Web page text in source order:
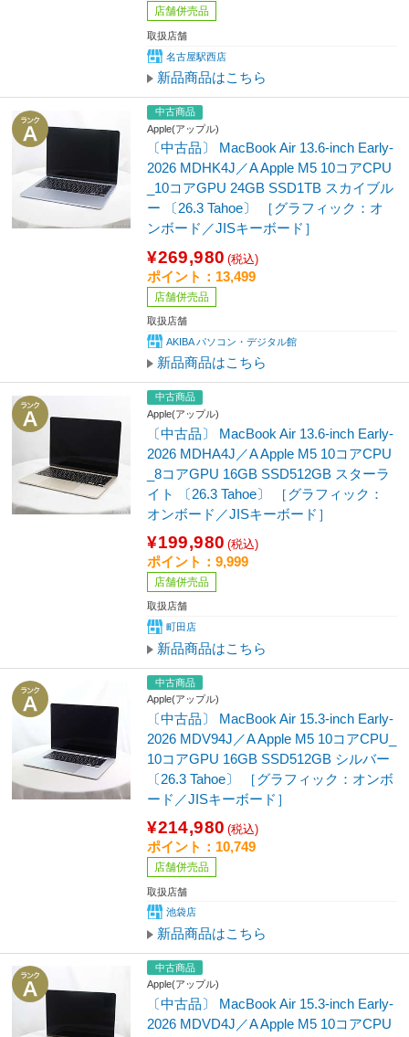
店舗併売品
取扱店舗
名古屋駅西店
新品商品はこちら
中古商品
Apple(アップル)
〔中古品〕 MacBook Air 13.6-inch Early-
2026 MDHK4J／A Apple M5 10コアCPU
_10コアGPU 24GB SSD1TB スカイブル
ー 〔26.3 Tahoe〕 ［グラフィック：オ
ンボード／JISキーボード］
¥269,980 (税込)
ポイント：13,499
店舗併売品
取扱店舗
AKIBA パソコン・デジタル館
新品商品はこちら
中古商品
Apple(アップル)
〔中古品〕 MacBook Air 13.6-inch Early-
2026 MDHA4J／A Apple M5 10コアCPU
_8コアGPU 16GB SSD512GB スターラ
イト 〔26.3 Tahoe〕 ［グラフィック：
オンボード／JISキーボード］
¥199,980 (税込)
ポイント：9,999
店舗併売品
取扱店舗
町田店
新品商品はこちら
中古商品
Apple(アップル)
〔中古品〕 MacBook Air 15.3-inch Early-
2026 MDV94J／A Apple M5 10コアCPU_
10コアGPU 16GB SSD512GB シルバー
〔26.3 Tahoe〕 ［グラフィック：オンボ
ード／JISキーボード］
¥214,980 (税込)
ポイント：10,749
店舗併売品
取扱店舗
池袋店
新品商品はこちら
中古商品
Apple(アップル)
〔中古品〕 MacBook Air 15.3-inch Early-
2026 MDVD4J／A Apple M5 10コアCPU